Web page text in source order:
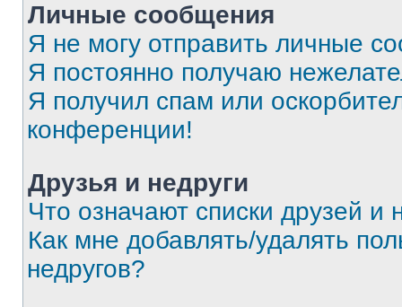
Личные сообщения
Я не могу отправить личные
Я постоянно получаю
Я получил спам или
конференции!
Друзья и недруги
Что означают списки друзей и
Как мне добавлять/удалять
недругов?